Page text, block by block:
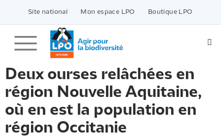
contenu
Site national Mon espace LPO Boutique LPO
Deux ourses relâchées en
région Nouvelle Aquitaine,
où en est la population en
région Occitanie